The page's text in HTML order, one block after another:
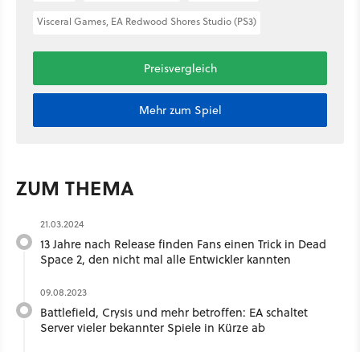
Visceral Games, EA Redwood Shores Studio (PS3)
Preisvergleich
Mehr zum Spiel
ZUM THEMA
21.03.2024
13 Jahre nach Release finden Fans einen Trick in Dead
Space 2, den nicht mal alle Entwickler kannten
09.08.2023
Battlefield, Crysis und mehr betroffen: EA schaltet
Server vieler bekannter Spiele in Kürze ab